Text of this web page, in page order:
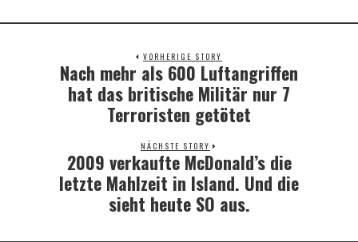
VORHERIGE STORY
Previous
post:
Nach mehr als 600 Luftangriffen
hat das britische Militär nur 7
Terroristen getötet
NÄCHSTE STORY
Next
post:
2009 verkaufte McDonald’s die
letzte Mahlzeit in Island. Und die
sieht heute SO aus.